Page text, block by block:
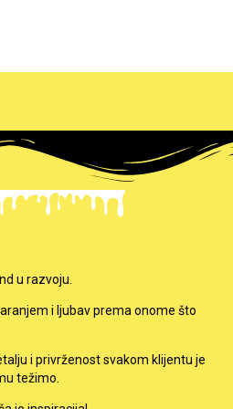
u razvoju.
i ljubav prema onome što
i privrženost svakom klijentu je
težimo.